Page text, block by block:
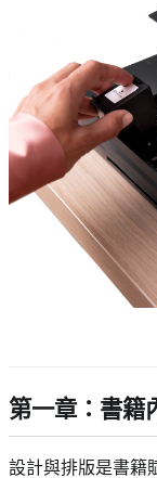
第一章：書籍
設計與排版是書籍